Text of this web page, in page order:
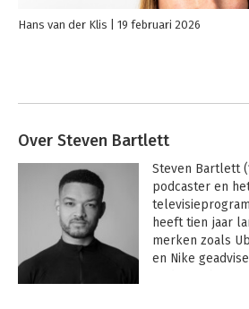
Hans van der Klis 19 februari 2026
Over Steven Bartlett
Steven Bartlett
podcaster en
heeft tien jaar
merken zoals
en Nike